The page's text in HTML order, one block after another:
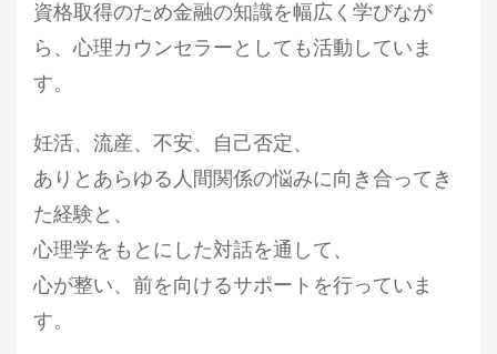
資格取得のため金融の知識を幅広く学びなが
ら、心理カウンセラーとしても活動していま
す。
妊活、流産、不安、自己否定、
ありとあらゆる人間関係の悩みに向き合ってき
た経験と、
心理学をもとにした対話を通して、
心が整い、前を向けるサポートを行っていま
す。